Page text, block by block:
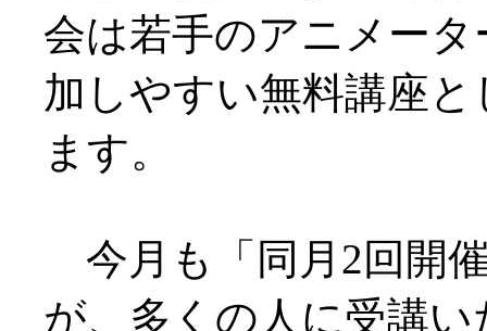
会は若手のアニメー
加しやすい無料講座
ます。
今月も「同月2回開
が、多くの人に受講